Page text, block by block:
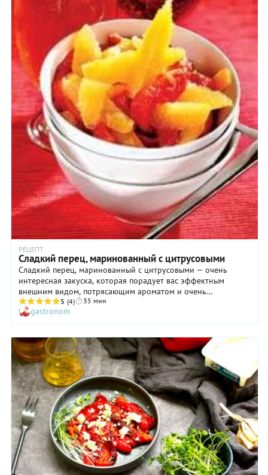
РЕЦЕПТ
Сладкий перец, маринованный с цитрусовыми
Сладкий перец, маринованный с цитрусовыми — очень
интересная закуска, которая порадует вас эффектным
внешним видом, потрясающим ароматом и очень
выразительным вкусом. Она превосходно подходит для
легкого перекуса, может служить гарниром к мясу или
топингом для брускетт. Мякоть сладкого перца при
запекании приобретает дымные ноты и нежную текстуру.
Компанию ему, согласно рецепту, составляют сочные
ломтики апельсина: идея, согласитесь, достаточно
необычная, но, как показывает практика, очень удачная.
5 (4) 35 мин
gastronom